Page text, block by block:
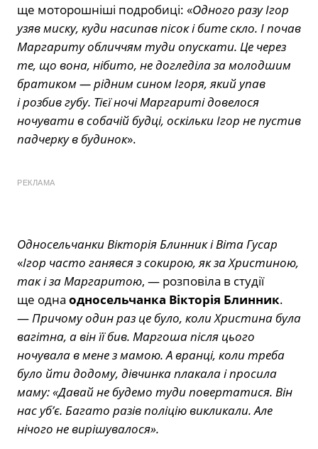
ще моторошніші подробиці: «Одного разу Ігор
узяв миску, куди насипав пісок і бите скло. І почав
Маргариту обличчям туди опускати. Це через
те, що вона, нібито, не догледіла за молодшим
братиком — рідним сином Ігоря, який упав
і розбив губу. Тієї ночі Маргариті довелося
ночувати в собачій будці, оскільки Ігор не пустив
падчерку в будинок».
РЕКЛАМА
Односельчанки Вікторія Блинник і Віта Гусар
«Ігор часто ганявся з сокирою, як за Христиною,
так і за Маргаритою, — розповіла в студії
ще одна односельчанка Вікторія Блинник.
—Причому один раз це було, коли Христина була
вагітна, а він її бив. Маргоша після цього
ночувала в мене з мамою. А вранці, коли треба
було йти додому, дівчинка плакала і просила
маму: «Давай не будемо туди повертатися. Він
нас уб’є. Багато разів поліцію викликали. Але
нічого не вирішувалося».